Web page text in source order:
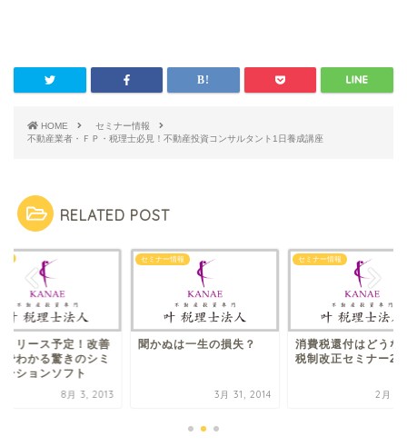
HOME
セミナー情報
不動産業者・ＦＰ・税理士必見！不動産投資コンサルタント1日養成講座
RELATED POST
リリース予定！改善
でわかる驚きのシミ
ーションソフト
8月 3, 2013
セミナー情報
聞かぬは一生の損失？
3月 31, 2014
セミナー情報
消費税還付はどうな
税制改正セミナー
2月 9,